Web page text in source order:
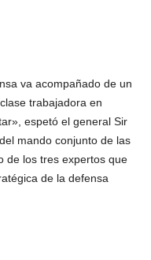
va acompañado de un
trabajadora en
espetó el general Sir
mando conjunto de las
de los tres expertos que
de la defensa